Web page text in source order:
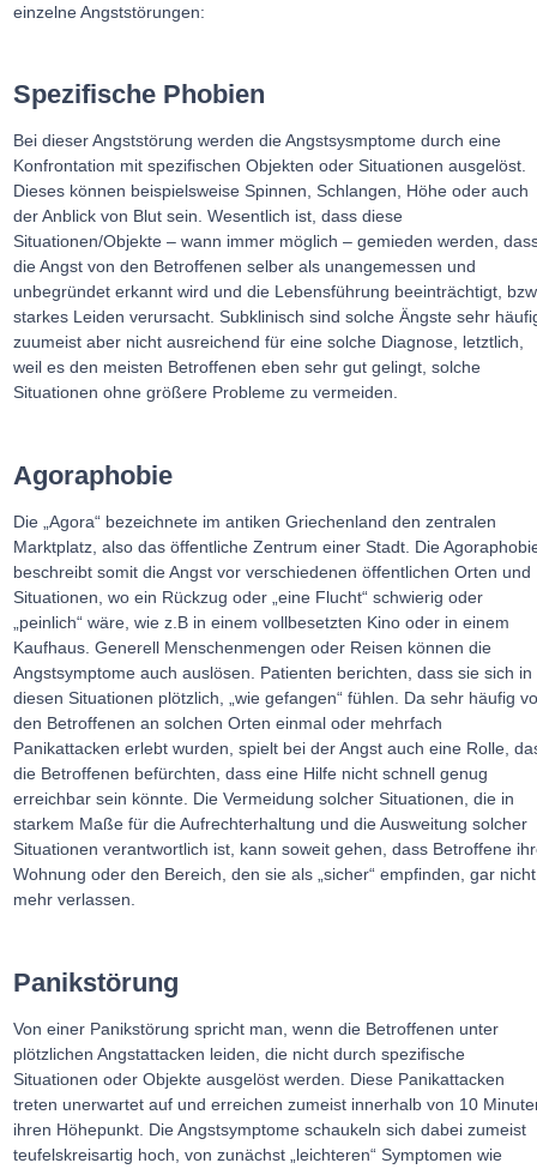
einzelne Angststörungen:
Spezifische Phobien
Bei dieser Angststörung werden die Angstsysmptome durch eine
Konfrontation mit spezifischen Objekten oder Situationen ausgelöst.
Dieses können beispielsweise Spinnen, Schlangen, Höhe oder auch
der Anblick von Blut sein. Wesentlich ist, dass diese
Situationen/Objekte – wann immer möglich – gemieden werden,
die Angst von den Betroffenen selber als unangemessen und
unbegründet erkannt wird und die Lebensführung beeinträchtigt,
starkes Leiden verursacht. Subklinisch sind solche Ängste sehr
zuumeist aber nicht ausreichend für eine solche Diagnose, letztlich,
weil es den meisten Betroffenen eben sehr gut gelingt, solche
Situationen ohne größere Probleme zu vermeiden.
Agoraphobie
Die „Agora“ bezeichnete im antiken Griechenland den zentralen
Marktplatz, also das öffentliche Zentrum einer Stadt. Die
beschreibt somit die Angst vor verschiedenen öffentlichen Orten und
Situationen, wo ein Rückzug oder „eine Flucht“ schwierig oder
„peinlich“ wäre, wie z.B in einem vollbesetzten Kino oder in einem
Kaufhaus. Generell Menschenmengen oder Reisen können die
Angstsymptome auch auslösen. Patienten berichten, dass sie sich in
diesen Situationen plötzlich, „wie gefangen“ fühlen. Da sehr häufig
den Betroffenen an solchen Orten einmal oder mehrfach
Panikattacken erlebt wurden, spielt bei der Angst auch eine Rolle,
die Betroffenen befürchten, dass eine Hilfe nicht schnell genug
erreichbar sein könnte. Die Vermeidung solcher Situationen, die in
starkem Maße für die Aufrechterhaltung und die Ausweitung solcher
Situationen verantwortlich ist, kann soweit gehen, dass Betroffene
Wohnung oder den Bereich, den sie als „sicher“ empfinden, gar nicht
mehr verlassen.
Panikstörung
Von einer Panikstörung spricht man, wenn die Betroffenen unter
plötzlichen Angstattacken leiden, die nicht durch spezifische
Situationen oder Objekte ausgelöst werden. Diese Panikattacken
treten unerwartet auf und erreichen zumeist innerhalb von 10
ihren Höhepunkt. Die Angstsymptome schaukeln sich dabei zumeist
teufelskreisartig hoch, von zunächst „leichteren“ Symptomen wie